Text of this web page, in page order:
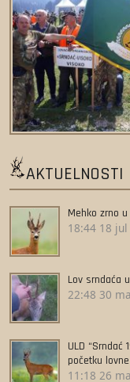
AKTUELNOSTI
Mehko zrno
18:44 18 jul
Lov srndaća
22:48 30
ULD
početku
11:18 26